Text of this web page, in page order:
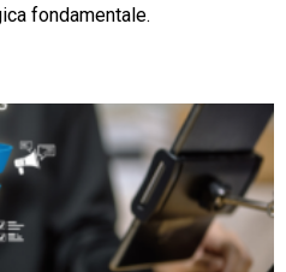
fondamentale.